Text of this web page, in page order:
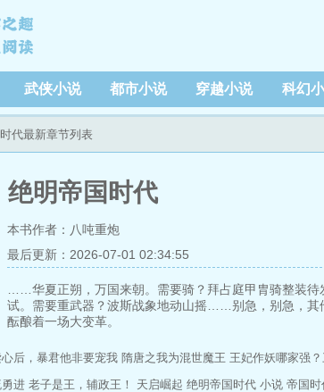
武侠小说 都市小说 穿越小说 科幻
代最新章节列表
绝明帝国时代
本书作者：八吨重炮
最后更新：2026-07-01 02:34:55
……华夏正朔，万国来朝。需要骑？拜占庭甲胄骑整装
试。需要重武器？波斯战象地动山摇……别急，别急，
酝酿着一场大变革。
后，暴君他非要宠我 隋唐之我为混世魔王 王妃作妖哪家强
进 老子是王，辅政王！ 天启崛起 绝明帝国时代 小说 帝国时